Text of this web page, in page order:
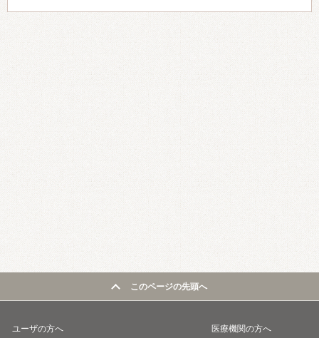
このページの先頭へ
ユーザの方へ 医療機関の方へ